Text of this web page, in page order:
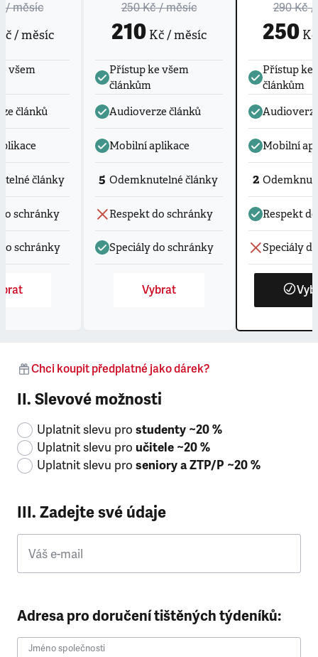
/ měsíc
/ měsíc
všem
článků
články
schránky
schránky
250 Kč/ měsíc
210 Kč / měsíc
Přístup ke všem
článkům
Audioverze článků
Mobilní aplikace
5 Odemknutelné články
Respekt do schránky
Speciály do schránky
Vybrat
290 Kč/
250Kč
Přístup ke
článkům
Mobilní
2
Respekt
Speciály
Chci koupit předplatné jako dárek?
II. Slevové možnosti
Uplatnit slevu pro studenty ~20 %
Uplatnit slevu pro učitele ~20 %
Uplatnit slevu pro seniory a ZTP/P ~20 %
III. Zadejte své údaje
Váš e-mail
Adresa pro doručení tištěných týdeníků:
Jméno společnosti